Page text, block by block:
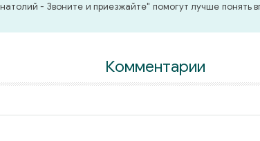
- Звоните и приезжайте" помогут лучше понять
Комментарии